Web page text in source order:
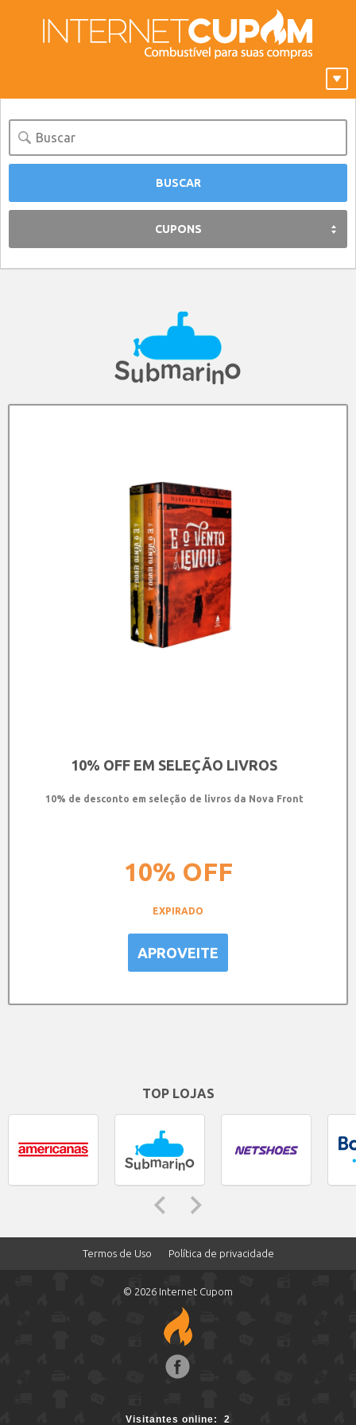
CUPONS
10% OFF EM SELEÇÃO LIVROS
10% de desconto em seleção de livros da Nova Front
10% OFF
EXPIRADO
APROVEITE
TOP LOJAS
Termos de Uso Política de privacidade
© 2026 Internet Cupom
boo
2